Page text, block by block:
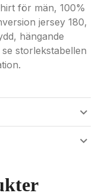
för män, 100%
jersey 180,
hängande
storlekstabellen